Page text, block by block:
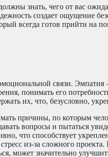
знать, чего от вас
создает ощущение
всегда готов прийти на
связи. Эмпатия
понимать его
их, что, безусловно,
причины, по которым
вопросы и пытаться
что способствует
из-за сложного
может значительно